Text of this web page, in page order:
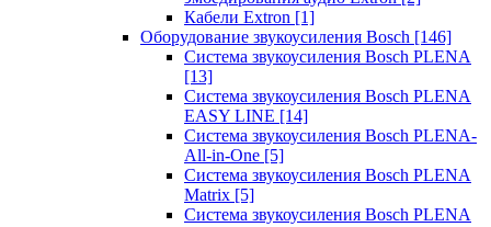
Кабели Extron [1]
Оборудование звукоусиления Bosch [146]
Система звукоусиления Bosch PLENA
[13]
Система звукоусиления Bosch PLENA
EASY LINE [14]
Система звукоусиления Bosch PLENA-
All-in-One [5]
Система звукоусиления Bosch PLENA
Matrix [5]
Система звукоусиления Bosch PLENA